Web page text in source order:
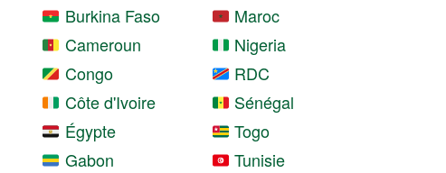
Burkina Faso
Cameroun
Congo
Côte d'Ivoire
Égypte
Gabon
Maroc
Nigeria
RDC
Sénégal
Togo
Tunisie